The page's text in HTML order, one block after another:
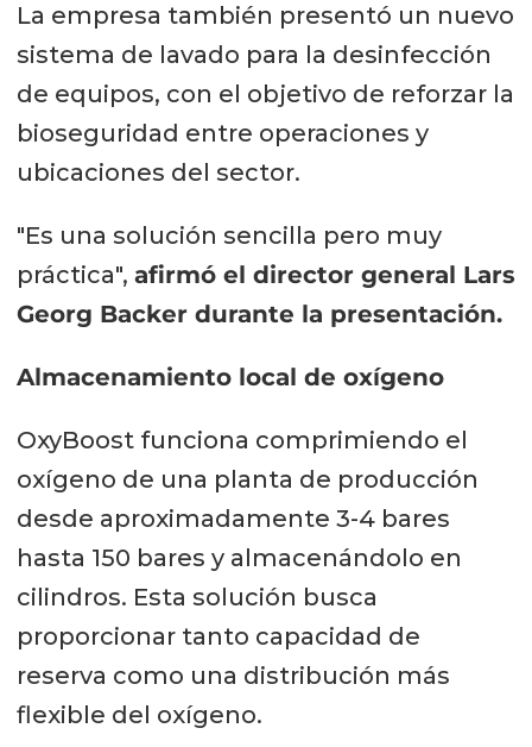
La empresa también presentó un nuevo
sistema de lavado para la desinfección
de equipos, con el objetivo de reforzar la
bioseguridad entre operaciones y
ubicaciones del sector.
"Es una solución sencilla pero muy
práctica", afirmó el director general Lars
Georg Backer durante la presentación.
Almacenamiento local de oxígeno
OxyBoost funciona comprimiendo el
oxígeno de una planta de producción
desde aproximadamente 3-4 bares
hasta 150 bares y almacenándolo en
cilindros. Esta solución busca
proporcionar tanto capacidad de
reserva como una distribución más
flexible del oxígeno.